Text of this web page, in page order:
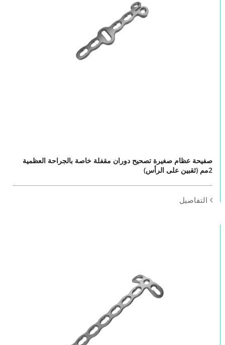
صفيحة عظام صغيرة تصحيح دوران مقفلة خاصة بالجراحة العظمية
2مم (ثقبين على الرأس)
التفاصيل